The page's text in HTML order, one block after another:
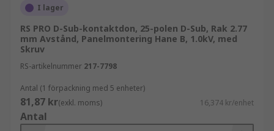
I lager
RS PRO D-Sub-kontaktdon, 25-polen D-Sub, Rak 2.77
mm Avstånd, Panelmontering Hane B, 1.0kV, med
Skruv
RS-artikelnummer 217-7798
Antal (1 förpackning med 5 enheter)
81,87 kr(exkl. moms) 16,374 kr/enhet
Antal